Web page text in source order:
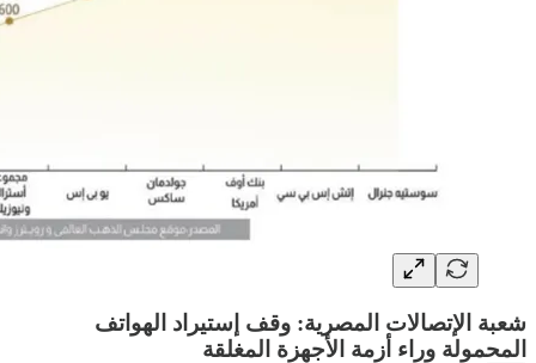
شعبة الإتصالات المصرية: وقف إستيراد الهواتف
المحمولة وراء أزمة الأجهزة المغلقة